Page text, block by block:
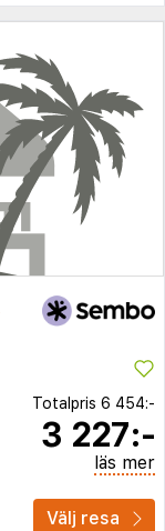
Totalpris 6 454:-
3 227:-
läs mer
Välj resa